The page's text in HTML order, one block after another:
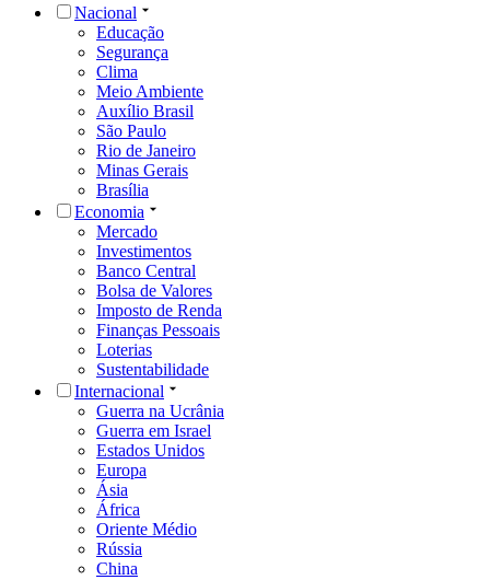
Nacional
Educação
Segurança
Clima
Meio Ambiente
Auxílio Brasil
São Paulo
Rio de Janeiro
Minas Gerais
Brasília
Economia
Mercado
Investimentos
Banco Central
Bolsa de Valores
Imposto de Renda
Finanças Pessoais
Loterias
Sustentabilidade
Internacional
Guerra na Ucrânia
Guerra em Israel
Estados Unidos
Europa
Ásia
África
Oriente Médio
Rússia
China